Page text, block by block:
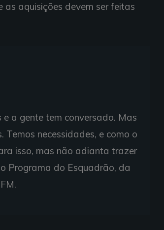
aquisições devem ser feitas
a gente tem conversado. Mas
necessidades, e como o
isso, mas não adianta trazer
Programa do Esquadrão, da